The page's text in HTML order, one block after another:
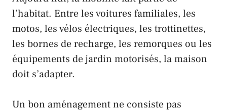
l’habitat. Entre les voitures familiales, les
motos, les vélos électriques, les trottinettes,
les bornes de recharge, les remorques ou les
équipements de jardin motorisés, la maison
doit s’adapter.
Un bon aménagement ne consiste pas